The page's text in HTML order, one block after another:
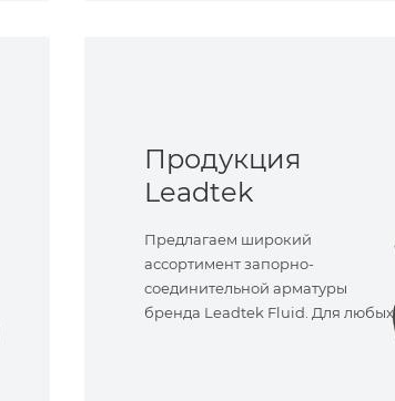
Продукция
Leadtek
Предлагаем широкий
ассортимент запорно-
соединительной арматуры
бренда Leadtek Fluid. Для любых